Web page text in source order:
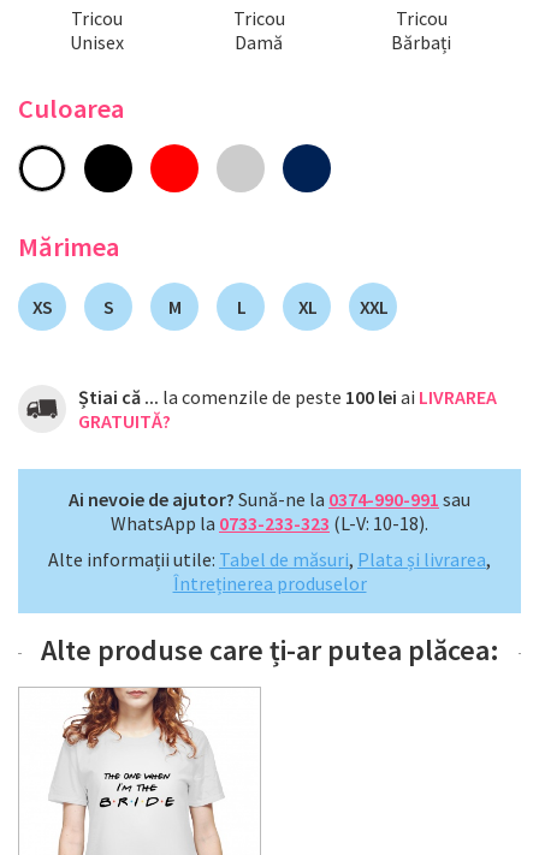
Tricou
Unisex
Tricou
Damă
Tricou
Bărbați
Culoarea
Mărimea
XS S M L XL XXL
Știai că ... la comenzile de peste 100 lei ai LIVRAREA
GRATUITĂ?
Ai nevoie de ajutor? Sună-ne la 0374-990-991 sau
WhatsApp la 0733-233-323 (L-V: 10-18).
Alte informații utile: Tabel de măsuri, Plata și livrarea,
Întreținerea produselor
Alte produse care ți-ar putea plăcea: